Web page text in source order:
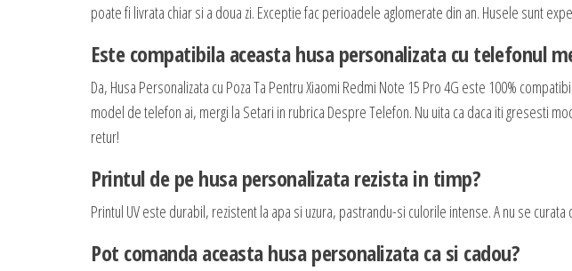
poate fi livrata chiar si a doua zi. Exceptie fac perioadele aglomerate din an. Husele sunt
Este compatibila aceasta husa personalizata cu telefonul
Da, Husa Personalizata cu Poza Ta Pentru Xiaomi Redmi Note 15 Pro 4G este 100%
model de telefon ai, mergi la Setari in rubrica Despre Telefon. Nu uita ca daca iti gresesti
retur!
Printul de pe husa personalizata rezista in timp?
Printul UV este durabil, rezistent la apa si uzura, pastrandu-si culorile intense. A nu se
Pot comanda aceasta husa personalizata ca si cadou?